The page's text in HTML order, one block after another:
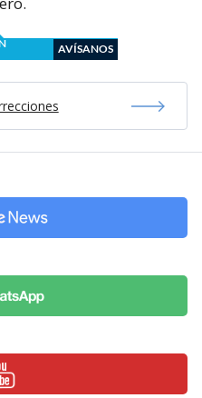
AVÍSANOS